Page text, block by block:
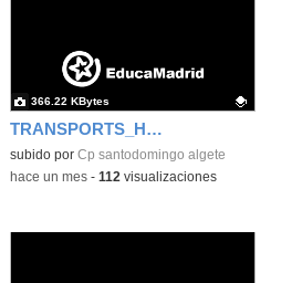
TRANSPORTS_HENRY FORD
Contenido educativo.
subido por Cp santodomingo algete
366.22 KBytes
-hace un mes- 112 visualizaciones